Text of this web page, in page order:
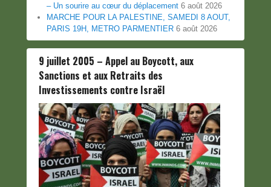
– Un sourire au cœur du déplacement 6 août 2026
MARCHE POUR LA PALESTINE, SAMEDI 8 AOUT,
PARIS 19H, METRO PARMENTIER 6 août 2026
9 juillet 2005 – Appel au Boycott, aux
Sanctions et aux Retraits des
Investissements contre Israël